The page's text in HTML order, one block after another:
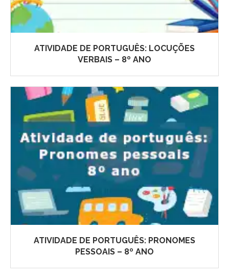
ATIVIDADE DE PORTUGUÊS: LOCUÇÕES
VERBAIS – 8º ANO
ATIVIDADE DE PORTUGUÊS: PRONOMES
PESSOAIS – 8º ANO